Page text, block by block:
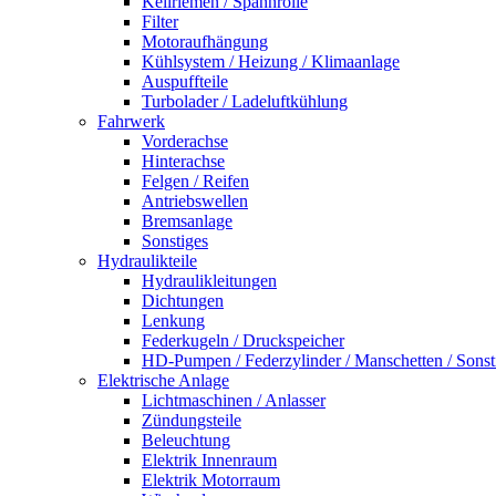
Filter
Motoraufhängung
Kühlsystem / Heizung / Klimaanlage
Auspuffteile
Turbolader / Ladeluftkühlung
Fahrwerk
Vorderachse
Hinterachse
Felgen / Reifen
Antriebswellen
Bremsanlage
Sonstiges
Hydraulikteile
Hydraulikleitungen
Dichtungen
Lenkung
Federkugeln / Druckspeicher
HD-Pumpen / Federzylinder / Manschetten /
Elektrische Anlage
Lichtmaschinen / Anlasser
Zündungsteile
Beleuchtung
Elektrik Innenraum
Elektrik Motorraum